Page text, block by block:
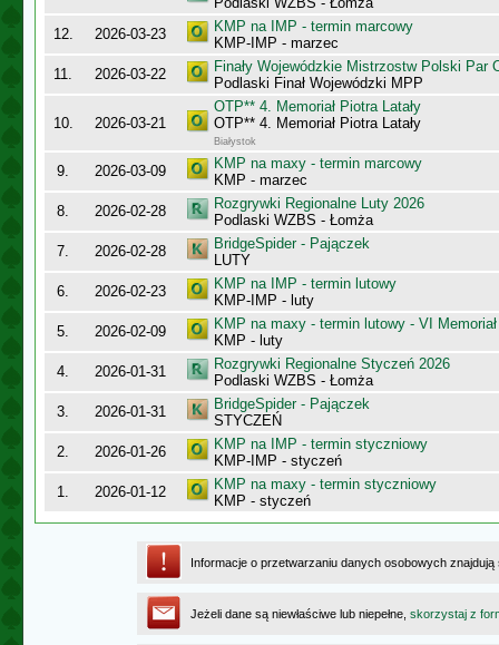
12.
2026-03-23
KMP na IMP - termin marcowy
KMP-IMP - marzec
11.
2026-03-22
Finały Wojewódzkie Mistrzostw Polski Par
Podlaski Finał Wojewódzki MPP
10. 2026-03-21
OTP** 4. Memoriał Piotra Latały
OTP** 4. Memoriał Piotra Latały
Białystok
9. 2026-03-09
KMP na maxy - termin marcowy
KMP - marzec
8.
2026-02-28
Rozgrywki Regionalne Luty 2026
Podlaski WZBS - Łomża
7.
2026-02-28
BridgeSpider - Pajączek
LUTY
6.
2026-02-23
KMP na IMP - termin lutowy
KMP-IMP - luty
5.
2026-02-09
KMP na maxy - termin lutowy - VI
KMP - luty
4.
2026-01-31
Rozgrywki Regionalne Styczeń 2026
Podlaski WZBS - Łomża
3.
2026-01-31
BridgeSpider - Pajączek
STYCZEŃ
2.
2026-01-26
KMP na IMP - termin styczniowy
KMP-IMP - styczeń
1.
2026-01-12
KMP na maxy - termin styczniowy
KMP - styczeń
Informacje o przetwarzaniu danych osobowych
Jeżeli dane są niewłaściwe lub niepełne, skorzystaj z